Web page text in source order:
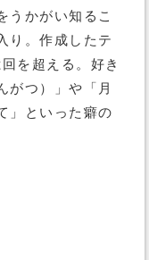
うかがい知るこ
り。作成したテ
を超える。好き
がつ）」や「月
」といった癖の